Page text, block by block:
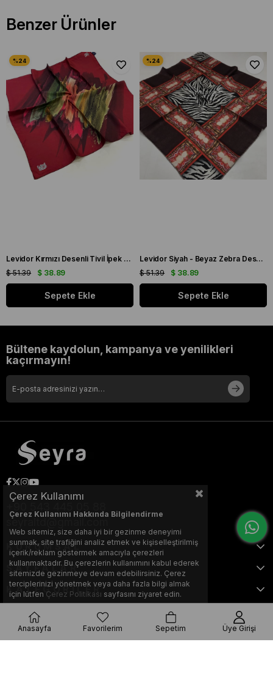
Benzer Ürünler
Levidor Kırmızı Desenli Tivil İpek Eşarp 19086
$ 38.89
$ 51.39
Sepete Ekle
Levidor Siyah - Beyaz Zebra Desen Tivil İpek Eşarp 20808
$ 38.89
$ 51.39
Sepete Ekle
Bültene kaydolun, kampanya ve yenilikleri
kaçırmayın!
seyraltd@gmail.com
KURUMSAL
SAYFALAR
KATEGORİLER
Bu web sitesi, Nihat KILIÇARSLAN tarafından tasarlanmış ve optimize
Çerez Kullanımı
Çerez Kullanımı Hakkında Bilgilendirme
Web sitemiz, size daha iyi bir gezinme deneyimi
sunmak, site trafiğini analiz etmek ve kişiselleştirilmiş
içerik/reklam göstermek amacıyla çerezleri
kullanmaktadır. Bu çerezlerin kullanımını kabul ederek
sitemizde gezinmeye devam edebilirsiniz. Çerez
terciplerinizi yönetmek veya daha fazla bilgi almak
için lütfen Çerez Politikası sayfasını ziyaret edin.
Anasayfa Favorilerim Sepetim Üye Girişi